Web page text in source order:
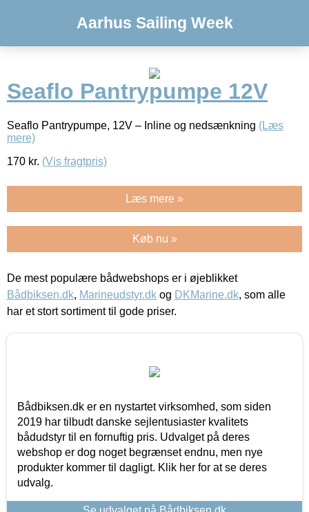
Aarhus Sailing Week
Seaflo Pantrypumpe 12V
Seaflo Pantrypumpe, 12V – Inline og nedsænkning (Læs
mere)
170 kr. (Vis fragtpris)
Læs mere »
Køb nu »
De mest populære bådwebshops er i øjeblikket
Bådbiksen.dk, Marineudstyr.dk og DKMarine.dk, som alle
har et stort sortiment til gode priser.
Bådbiksen.dk er en nystartet virksomhed, som siden
2019 har tilbudt danske sejlentusiaster kvalitets
bådudstyr til en fornuftig pris. Udvalget på deres
webshop er dog noget begrænset endnu, men nye
produkter kommer til dagligt. Klik her for at se deres
udvalg.